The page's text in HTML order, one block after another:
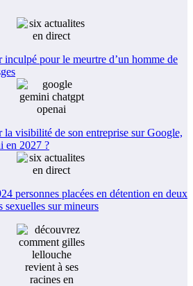
inculpé pour le meurtre d’un homme de
la visibilité de son entreprise sur Google,
en 2027 ?
personnes placées en détention en deux
sexuelles sur mineurs